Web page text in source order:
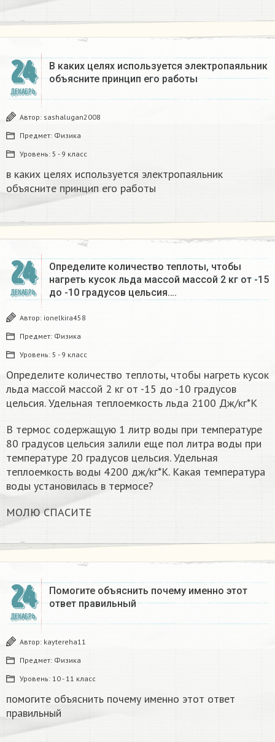
24
ДЕКАБРЬ
В каких целях используется электропаяльник
объясните принцип его работы​
Автор: sashalugan2008
Предмет: Физика
Уровень: 5 - 9 класс
в каких целях используется электропаяльник
объясните принцип его работы​
24
ДЕКАБРЬ
Определите количество теплоты, чтобы
нагреть кусок льда массой массой 2 кг от -15
до -10 градусов цельсия….
Автор: ionelkira458
Предмет: Физика
Уровень: 5 - 9 класс
Определите количество теплоты, чтобы нагреть кусок
льда массой массой 2 кг от -15 до -10 градусов
цельсия. Удельная теплоемкость льда 2100 Дж/кг*К
В термос содержащую 1 литр воды при температуре
80 градусов цельсия залили еще пол литра воды при
температуре 20 градусов цельсия. Удельная
теплоемкость воды 4200 дж/кг*К. Какая температура
воды установилась в термосе?
МОЛЮ СПАСИТЕ
24
ДЕКАБРЬ
Помогите объяснить почему именно этот
ответ правильный
Автор: kaytereha11
Предмет: Физика
Уровень: 10 - 11 класс
помогите объяснить почему именно этот ответ
правильный